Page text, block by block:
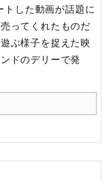
した動画が話題に
ってくれたものだ
ぶ様子を捉えた映
ドのデリーで発